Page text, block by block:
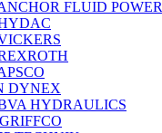
FLUID POWER
DYNEX
HYDRAULICS